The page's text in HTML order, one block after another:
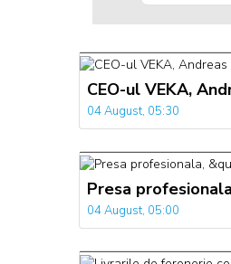
CEO-ul VEKA,
04 August, 05:30
Presa
04 August, 05:00